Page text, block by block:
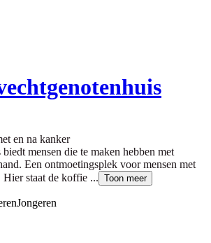
en na kanker
mensen die te maken hebben met
Een ontmoetingsplek voor mensen met
staat de koffie ... Toon meer
Jongeren